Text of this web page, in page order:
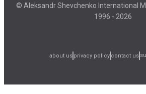
© Aleksandr Shevchenko International
1996 - 2026
about us privacy policy contact us